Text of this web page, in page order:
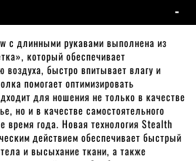
с длинными рукавами выполнена из
который обеспечивает
быстро впитывает влагу и
помогает оптимизировать
для ношения не только в качестве
но и в качестве самостоятельного
время года. Новая технология Stealth
действием обеспечивает быстрый
и высыхание ткани, а также